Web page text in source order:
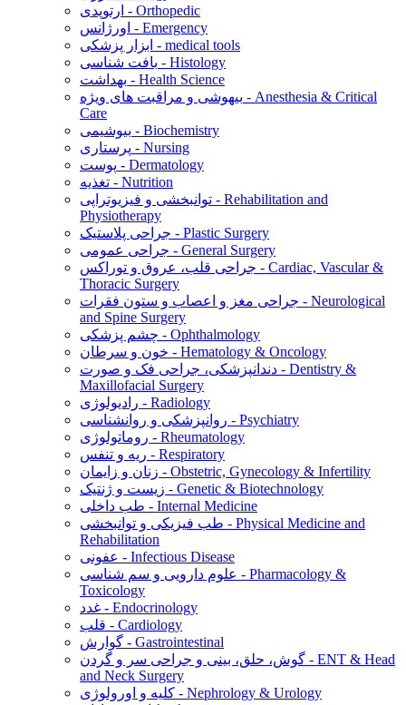
ارتوپدی - Orthopedic
اورژانس - Emergency
ابزار پزشکی - medical tools
بافت شناسی - Histology
بهداشت - Health Science
بیهوشی و مراقبت های ویژه - Anesthesia & Critical
Care
بیوشیمی - Biochemistry
پرستاری - Nursing
پوست - Dermatology
تغذیه - Nutrition
توانبخشی و فیزیوتراپی - Rehabilitation and
Physiotherapy
جراحی پلاستیک - Plastic Surgery
جراحی عمومی - General Surgery
جراحی قلب، عروق و توراکس - Cardiac, Vascular &
Thoracic Surgery
جراحی مغز و اعصاب و ستون فقرات - Neurological
and Spine Surgery
چشم پزشکی - Ophthalmology
خون و سرطان - Hematology & Oncology
دندانپزشکی، جراحی فک و صورت - Dentistry &
Maxillofacial Surgery
رادیولوژی - Radiology
روانپزشکی و روانشناسی - Psychiatry
روماتولوژی - Rheumatology
ریه و تنفس - Respiratory
زنان و زایمان - Obstetric, Gynecology & Infertility
زیست و ژنتیک - Genetic & Biotechnology
طب داخلی - Internal Medicine
طب فیزیکی و توانبخشی - Physical Medicine and
Rehabilitation
عفونی - Infectious Disease
علوم دارویی و سم شناسی - Pharmacology &
Toxicology
غدد - Endocrinology
قلب - Cardiology
گوارش - Gastrointestinal
گوش، حلق، بینی و جراحی سر و گردن - ENT & Head
and Neck Surgery
کلیه و اورولوژی - Nephrology & Urology